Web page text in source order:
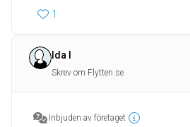
1
Ida I
Skrev om Flytten.se
Inbjuden av företaget